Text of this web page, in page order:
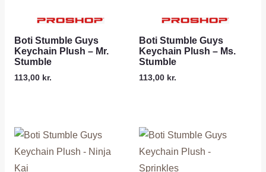
Boti Stumble Guys
Keychain Plush – Mr.
Stumble
113,00 kr.
Boti Stumble Guys
Keychain Plush – Ms.
Stumble
113,00 kr.